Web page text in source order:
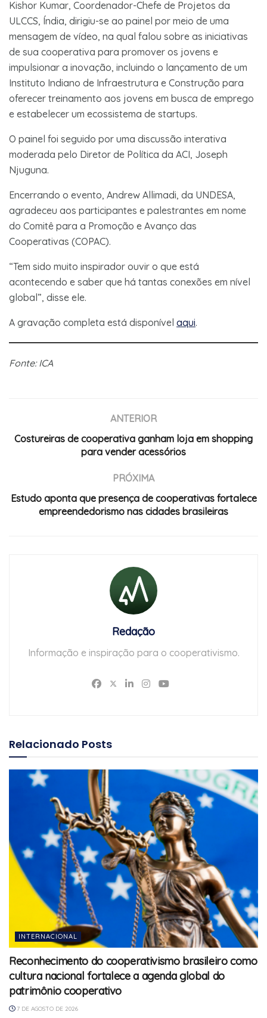
Kishor Kumar, Coordenador-Chefe de Projetos da
ULCCS, Índia, dirigiu-se ao painel por meio de uma
mensagem de vídeo, na qual falou sobre as iniciativas
de sua cooperativa para promover os jovens e
impulsionar a inovação, incluindo o lançamento de um
Instituto Indiano de Infraestrutura e Construção para
oferecer treinamento aos jovens em busca de emprego
e estabelecer um ecossistema de startups.
O painel foi seguido por uma discussão interativa
moderada pelo Diretor de Política da ACI, Joseph
Njuguna.
Encerrando o evento, Andrew Allimadi, da UNDESA,
agradeceu aos participantes e palestrantes em nome
do Comitê para a Promoção e Avanço das
Cooperativas (COPAC).
“Tem sido muito inspirador ouvir o que está
acontecendo e saber que há tantas conexões em nível
global”, disse ele.
A gravação completa está disponível aqui.
Fonte: ICA
ANTERIOR
Costureiras de cooperativa ganham loja em shopping
para vender acessórios
PRÓXIMA
Estudo aponta que presença de cooperativas fortalece
empreendedorismo nas cidades brasileiras
Redação
Informação e inspiração para o cooperativismo.
Relacionado Posts
INTERNACIONAL
Reconhecimento do cooperativismo brasileiro como
cultura nacional fortalece a agenda global do
patrimônio cooperativo
7 DE AGOSTO DE 2026